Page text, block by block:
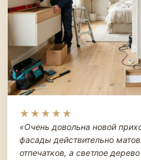
★★★★★
«Очень довольна новой
фасады действительно
отпечатков, а светлое